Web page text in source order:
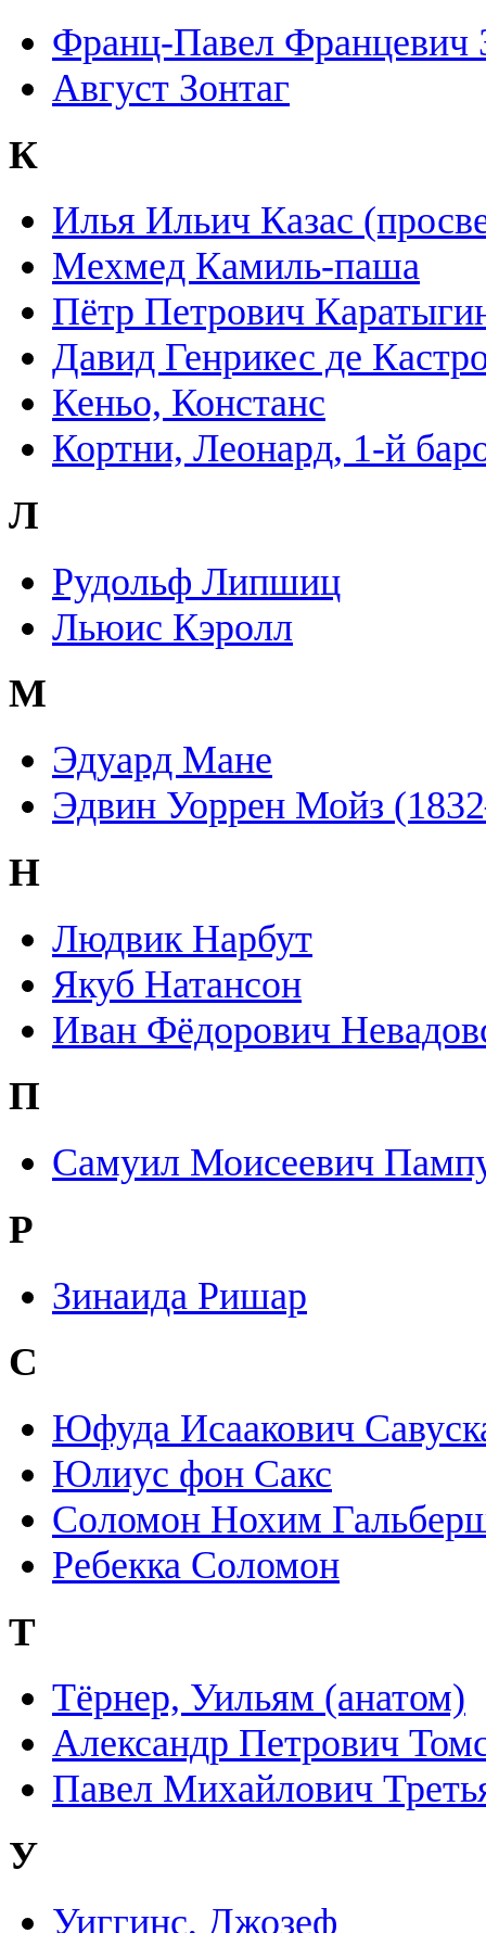
Франц-Павел Францевич
Август Зонтаг
К
Илья Ильич Казас
Мехмед Камиль-паша
Пётр Петрович
Давид Генрикес де
Кеньо, Констанс
Кортни, Леонард, 1-й
Л
Рудольф Липшиц
Льюис Кэролл
М
Эдуард Мане
Эдвин Уоррен Мойз
Н
Людвик Нарбут
Якуб Натансон
Иван Фёдорович
П
Самуил Моисеевич
Р
Зинаида Ришар
С
Юфуда Исаакович
Юлиус фон Сакс
Соломон Нохим
Ребекка Соломон
Т
Тёрнер, Уильям (анатом)
Александр Петрович
Павел Михайлович
У
Уиггинс, Джозеф